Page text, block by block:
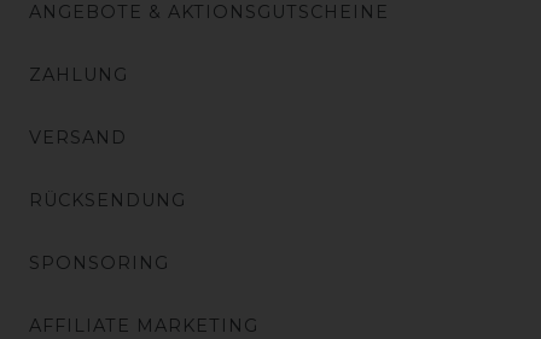
ANGEBOTE & AKTIONSGUTSCHEINE
ZAHLUNG
VERSAND
RÜCKSENDUNG
SPONSORING
AFFILIATE MARKETING